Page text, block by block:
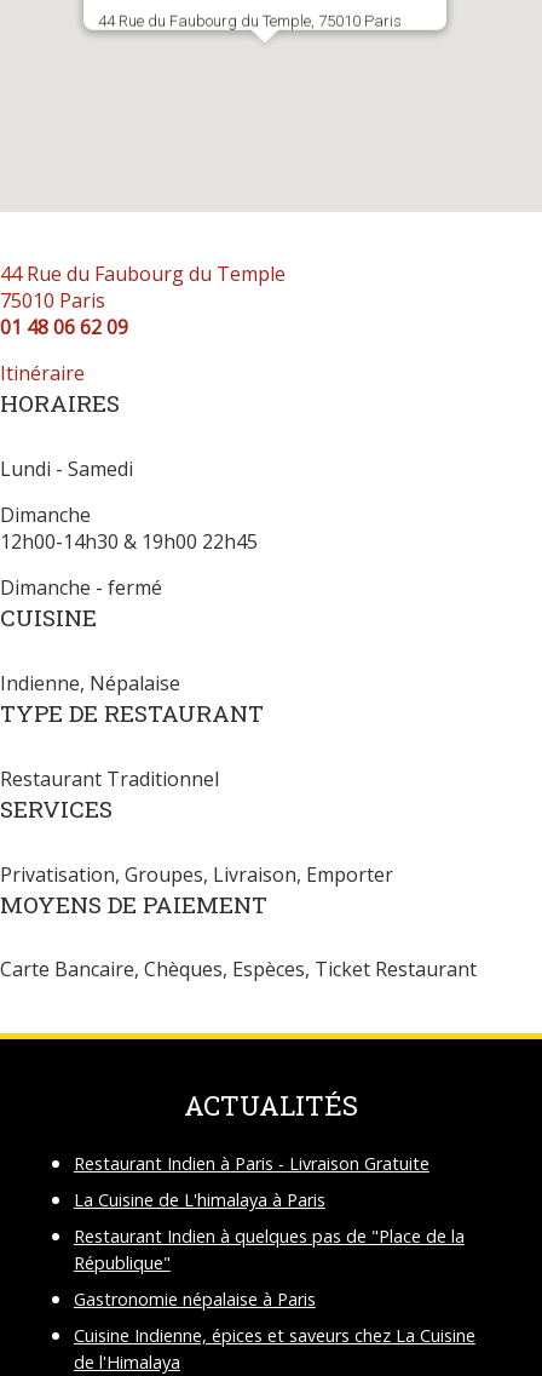
44 Rue du Faubourg du Temple, 75010 Paris
44 Rue du Faubourg du Temple
75010 Paris
01 48 06 62 09
Itinéraire
HORAIRES
Lundi - Samedi
Dimanche
12h00-14h30 & 19h00 22h45
Dimanche - fermé
CUISINE
Indienne, Népalaise
TYPE DE RESTAURANT
Restaurant Traditionnel
SERVICES
Privatisation, Groupes, Livraison, Emporter
MOYENS DE PAIEMENT
Carte Bancaire, Chèques, Espèces, Ticket Restaurant
ACTUALITÉS
Restaurant Indien à Paris - Livraison Gratuite
La Cuisine de L'himalaya à Paris
Restaurant Indien à quelques pas de "Place de la
République"
Gastronomie népalaise à Paris
Cuisine Indienne, épices et saveurs chez La Cuisine
de l'Himalaya